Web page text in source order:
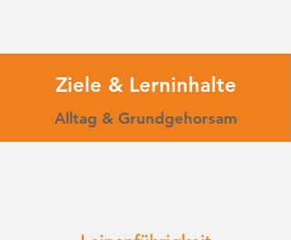
Ziele & Lerninhalte
Alltag & Grundgehorsam